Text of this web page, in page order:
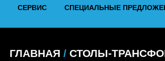
СЕРВИС СПЕЦИАЛЬНЫЕ
ГЛАВНАЯ / СТОЛЫ-